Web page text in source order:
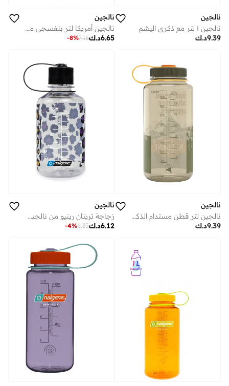
نالجين
نالجين ١ لتر مع ذكرى اليشم
د.ك9.39
نالجين
نالجين أمريكا لتر بنفسجي مستدام
د.ك6.65
7.16
-8%
نالجين
نالجين لتر قطن مستدام الذكرى السنوية
د.ك9.39
نالجين
زجاجة تريتان رينيو من نالجين يو إس إيه بسعة 475 مل، شفافة، إصدار محدود مطبوع عليه شعار الفهد بألوان قوس قزح
د.ك6.12
6.35
-4%